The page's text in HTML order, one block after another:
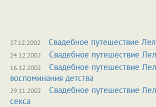
27.12.2002 Свадебное путешествие
24.12.2002 Свадебное путешествие
16.12.2002
Свадебное путешествие
воспоминания детства
29.11.2002
Свадебное путешествие
секса